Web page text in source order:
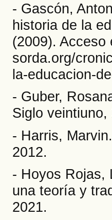
- Gascón,
historia de la
(2009).
sorda.org/
la-educacion-
- Guber,
Siglo veintiuno,
- Harris,
2012.
- Hoyos Rojas,
una teoría y
2021.